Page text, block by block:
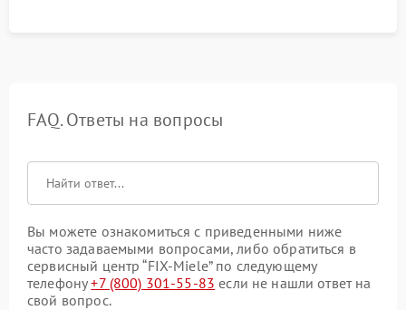
FAQ. Ответы на вопросы
Вы можете ознакомиться с приведенными ниже
часто задаваемыми вопросами, либо обратиться в
сервисный центр “FIX-Miele” по следующему
телефону+7 (800) 301-55-83 если не нашли ответ на
свой вопрос.